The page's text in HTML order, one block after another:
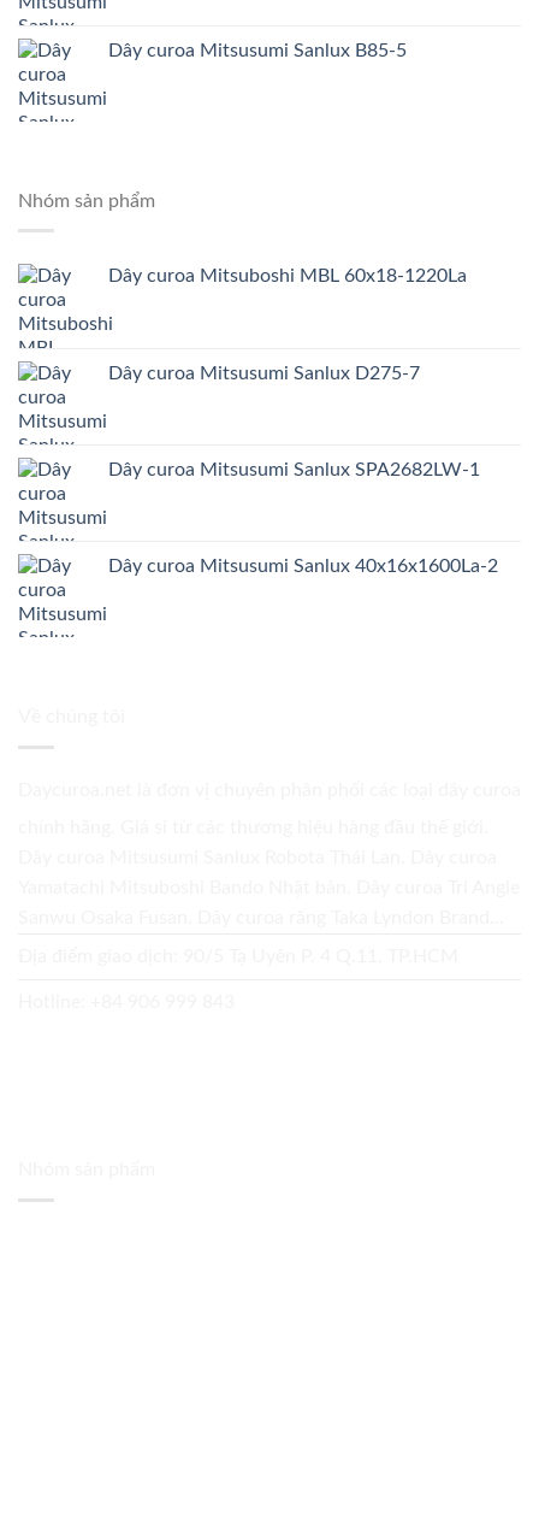
Dây curoa Mitsusumi Sanlux B85-5
Nhóm sản phẩm
Dây curoa Mitsuboshi MBL 60x18-1220La
Dây curoa Mitsusumi Sanlux D275-7
Dây curoa Mitsusumi Sanlux SPA2682LW-1
Dây curoa Mitsusumi Sanlux 40x16x1600La-2